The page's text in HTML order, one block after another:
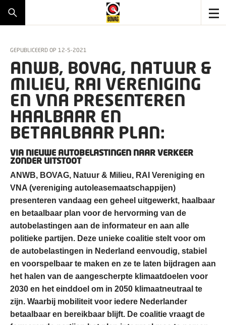
GEPUBLICEERD OP 12-5-2021
ANWB, BOVAG, NATUUR &
MILIEU, RAI VERENIGING
EN VNA PRESENTEREN
HAALBAAR EN
BETAALBAAR PLAN:
VIA NIEUWE AUTOBELASTINGEN NAAR VERKEER
ZONDER UITSTOOT
ANWB, BOVAG, Natuur & Milieu, RAI Vereniging en
VNA (vereniging autoleasemaatschappijen)
presenteren vandaag een geheel uitgewerkt, haalbaar
en betaalbaar plan voor de hervorming van de
autobelastingen aan de informateur en aan alle
politieke partijen. Deze unieke coalitie stelt voor om
de autobelastingen in Nederland eenvoudig, stabiel
en voorspelbaar te maken en ze te laten bijdragen aan
het halen van de aangescherpte klimaatdoelen voor
2030 en het einddoel om in 2050 klimaatneutraal te
zijn. Waarbij mobiliteit voor iedere Nederlander
betaalbaar en bereikbaar blijft. De coalitie vraagt de